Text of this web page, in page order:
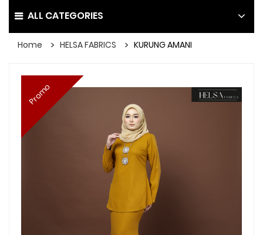
ALL CATEGORIES
Home HELSA FABRICS KURUNG AMANI
Promo